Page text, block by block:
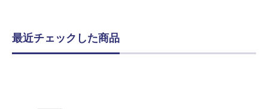
最近チェックした商品